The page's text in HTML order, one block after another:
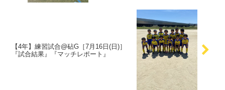
【4年】練習試合@砧G［7月16日(日)］
『試合結果』『マッチレポート』